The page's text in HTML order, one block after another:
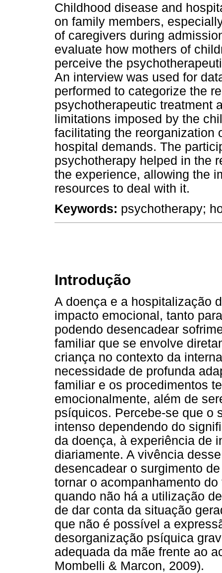
Childhood disease and
on family members,
of caregivers during
evaluate how mothers of
perceive the
An interview was used for
performed to categorize the
psychotherapeutic treatment
limitations imposed by the
facilitating the reorganization
hospital demands. The
psychotherapy helped in the
the experience, allowing the
resources to deal with it.
Keywords: psychotherapy;
Introdução
A doença e a hospitalização
impacto emocional, tanto
podendo desencadear
familiar que se envolve
criança no contexto da
necessidade de profunda
familiar e os procedimentos
emocionalmente, além de
psíquicos. Percebe-se que o
intenso dependendo do
da doença, à experiência de
diariamente. A vivência
desencadear o surgimento
tornar o acompanhamento
quando não há a utilização
de dar conta da situação
que não é possível a
desorganização psíquica
adequada da mãe frente ao
Mombelli & Marcon, 2009).